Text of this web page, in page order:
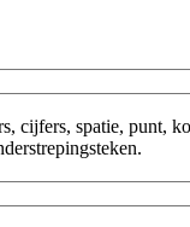
cijfers, spatie, punt,